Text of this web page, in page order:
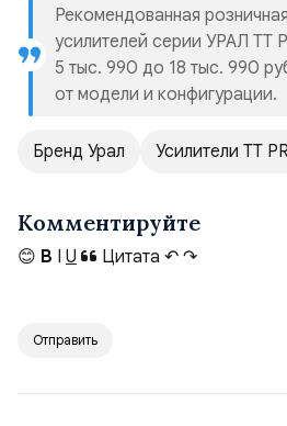
Рекомендованная
усилителей серии УРАЛ TT
5 тыс. 990 до 18 тыс. 990
от модели и конфигурации.
Бренд Урал Усилители TT
Комментируйте
😊 B I U Цитата ↶ ↷
Отправить